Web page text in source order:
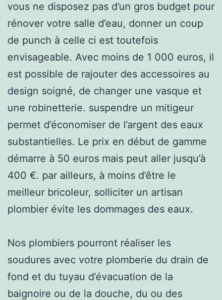
vous ne disposez pas d’un gros budget pour
rénover votre salle d’eau, donner un coup
de punch à celle ci est toutefois
envisageable. Avec moins de 1 000 euros, il
est possible de rajouter des accessoires au
design soigné, de changer une vasque et
une robinetterie. suspendre un mitigeur
permet d’économiser de l’argent des eaux
substantielles. Le prix en début de gamme
démarre à 50 euros mais peut aller jusqu’à
400 €. par ailleurs, à moins d’être le
meilleur bricoleur, solliciter un artisan
plombier évite les dommages des eaux.
Nos plombiers pourront réaliser les
soudures avec votre plomberie du drain de
fond et du tuyau d’évacuation de la
baignoire ou de la douche, du ou des